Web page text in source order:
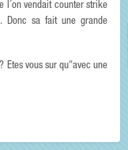
l´on vendait counter strike
Donc sa fait une grande
Etes vous sur qu"avec une